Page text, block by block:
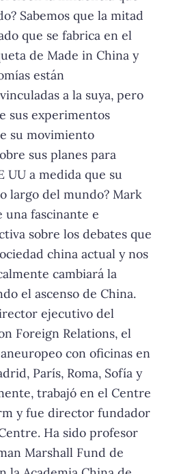
Sabemos que la mitad
que se fabrica en el
de Made in China y
están
a la suya, pero
sus experimentos
su movimiento
sus planes para
UU a medida que su
largo del mundo? Mark
una fascinante e
sobre los debates que
china actual y nos
cambiará la
el ascenso de China.
ejecutivo del
Foreign Relations, el
con oficinas en
París, Roma, Sofía y
trabajó en el Centre
y fue director fundador
Ha sido profesor
Marshall Fund de